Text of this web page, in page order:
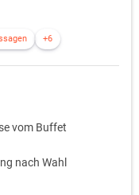
+6
vom Buffet
nach Wahl